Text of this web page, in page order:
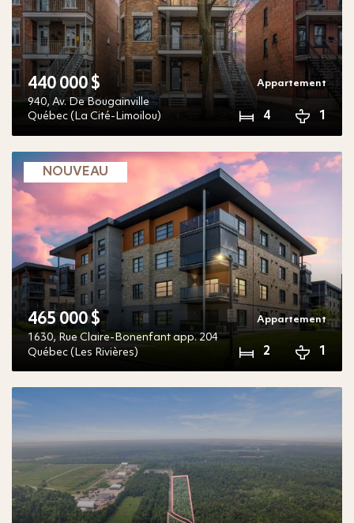
440 000 $ Appartement
940, Av. De Bougainville
Québec (La Cité-Limoilou)
4 1
NOUVEAU
465 000 $ Appartement
1630, Rue Claire-Bonenfant app. 204
Québec (Les Rivières)
2 1